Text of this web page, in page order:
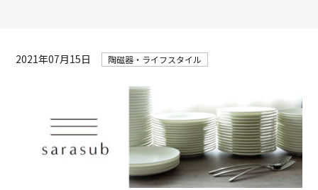
2021年07月15日 陶磁器・ライフスタイル